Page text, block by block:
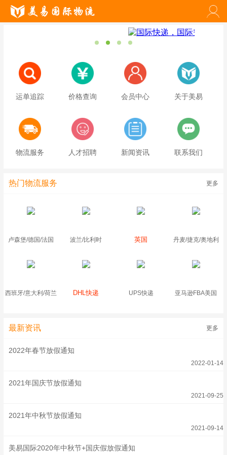
运单追踪 价格查询 会员中心 关于美易
物流服务 人才招聘 新闻资讯 联系我们
热门物流服务 更多
卢森堡/德国/法国 波兰/比利时 英国 丹麦/捷克/奥地利
西班牙/意大利/荷兰 DHL快递 UPS快递 亚马逊FBA美国
最新资讯 更多
2022年春节放假通知
2022-01-14
2021年国庆节放假通知
2021-09-25
2021年中秋节放假通知
2021-09-14
美易国际2020年中秋节+国庆假放假通知